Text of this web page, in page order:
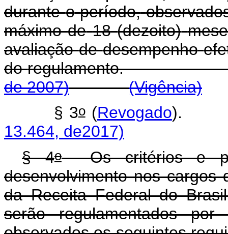
durante o período,
máximo de 18 (dezoito)
avaliação de desempenho
do
de 2007)
(Vigência)
§ 3o(Revogado
13.464, de2017)
§ 4oOs critérios e
desenvolvimento nos cargos
da Receita Federal do
serão regulamentados